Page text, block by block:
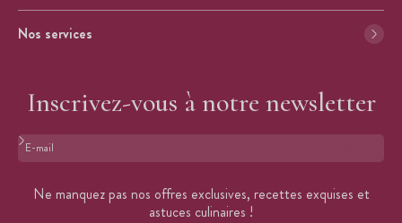
Nos services
Inscrivez-vous à notre newsletter
Format : adresse@email.com
Ne manquez pas nos offres exclusives, recettes exquises et
astuces culinaires !